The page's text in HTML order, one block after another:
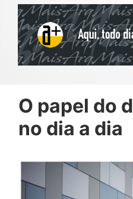
O papel do
no dia a dia